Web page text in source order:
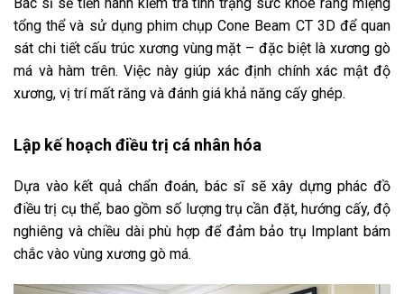
tổng thể và sử dụng phim chụp Cone Beam CT 3D để quan
sát chi tiết cấu trúc xương vùng mặt – đặc biệt là xương gò
má và hàm trên. Việc này giúp xác định chính xác mật độ
xương, vị trí mất răng và đánh giá khả năng cấy ghép.
Lập kế hoạch điều trị cá nhân hóa
Dựa vào kết quả chẩn đoán, bác sĩ sẽ xây dựng phác đồ
điều trị cụ thể, bao gồm số lượng trụ cần đặt, hướng cấy, độ
nghiêng và chiều dài phù hợp để đảm bảo trụ Implant bám
chắc vào vùng xương gò má.